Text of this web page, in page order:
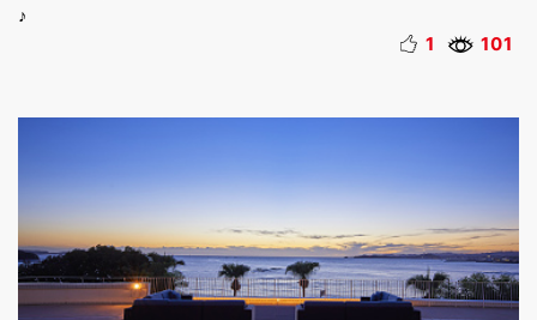
♪
1
101